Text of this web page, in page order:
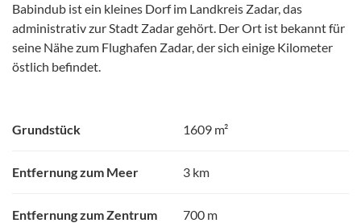
Babindub ist ein kleines Dorf im Landkreis Zadar, das
administrativ zur Stadt Zadar gehört. Der Ort ist bekannt für
seine Nähe zum Flughafen Zadar, der sich einige Kilometer
östlich befindet.
Grundstück 1609 m²
Entfernung zum Meer 3 km
Entfernung zum Zentrum 700 m